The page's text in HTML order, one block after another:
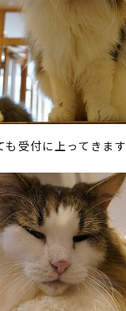
も受付に上ってきます